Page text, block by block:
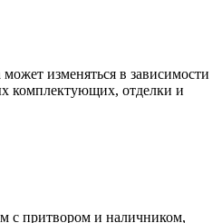
изменяться в зависимости
комплектующих, отделки и
с притвором и наличником,